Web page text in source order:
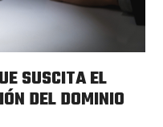
SUSCITA EL
DEL DOMINIO